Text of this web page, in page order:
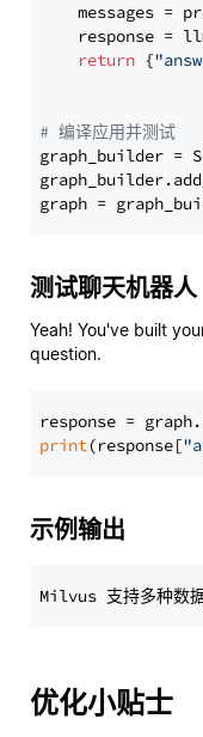
messages =
response =
return {
# 编译应用并测试
graph_builder =
graph =
测试聊天机器人
Yeah! You've built
question.
response =
print(response[
示例输出
优化小贴士